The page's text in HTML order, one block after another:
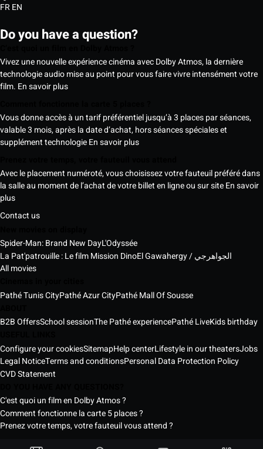
FREN
Do you have a question?
Vivez une nouvelle expérience cinéma avec Dolby Atmos, la dernière
technologie audio mise au point pour vous faire vivre intensément votre
film. En savoir plus
Vous donne accès à un tarif préférentiel jusqu’à 3 places par séances,
valable 3 mois, après la date d’achat, hors séances spéciales et
supplément technologieEn savoir plus
Avec le placement numéroté, vous choisissez votre fauteuil préféré dans
la salle au moment de l’achat de votre billet en ligne ou sur siteEn savoir
plus
Contact us
Spider-Man: Brand New DayL'Odyssée
La Pat'patrouille : Le film Mission Dino
El Gawahergy / الجواهرجي
All movies
Pathé Tunis CityPathé Azur CityPathé Mall Of Sousse
B2B OffersSchool sessionThe Pathé experiencePathé LiveKids birthday
Configure your cookiesSitemapHelp centerLifestyle in our theatersJobs
Legal NoticeTerms and conditionsPersonal Data Protection Policy
CVD Statement
C'est quoi un film en Dolby Atmos ?
Comment fonctionne la carte 5 places ?
Prenez votre temps, votre fauteuil vous attend ?